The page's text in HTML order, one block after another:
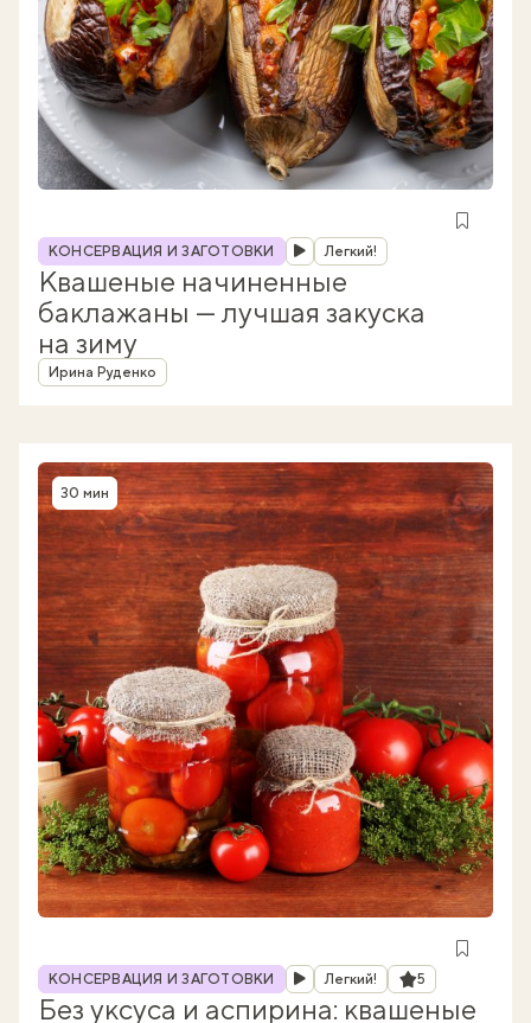
Рубрика
КОНСЕРВАЦИЯ И ЗАГОТОВКИ Легкий!
Квашеные начиненные
баклажаны — лучшая закуска
на зиму
Автор
Ирина Руденко
Время приготовления
30 мин
Рубрика
КОНСЕРВАЦИЯ И ЗАГОТОВКИ Легкий! Рейтинг
5
Без уксуса и аспирина: квашеные